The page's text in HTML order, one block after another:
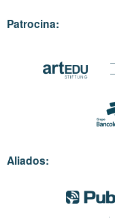
Patrocina:
Aliados: